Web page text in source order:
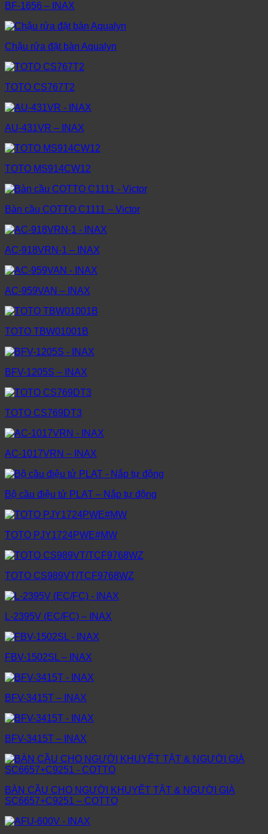
BF-1656 – INAX
Chậu rửa đặt bàn Aqualyn
TOTO CS767T2
AU-431VR – INAX
TOTO MS914CW12
Bàn cầu COTTO C1111 – Victor
AC-918VRN-1 – INAX
AC-959VAN – INAX
TOTO TBW01001B
BFV-1205S – INAX
TOTO CS769DT3
AC-1017VRN – INAX
Bộ cầu điệu tử PLAT – Nắp tự động
TOTO PJY1724PWE#MW
TOTO CS989VT/TCF9768WZ
L-2395V (EC/FC) – INAX
FBV-1502SL – INAX
BFV-3415T – INAX
BFV-3415T – INAX
BÀN CẦU CHO NGƯỜI KHUYẾT TẬT & NGƯỜI GIÀ
SC6657+C9251 – COTTO